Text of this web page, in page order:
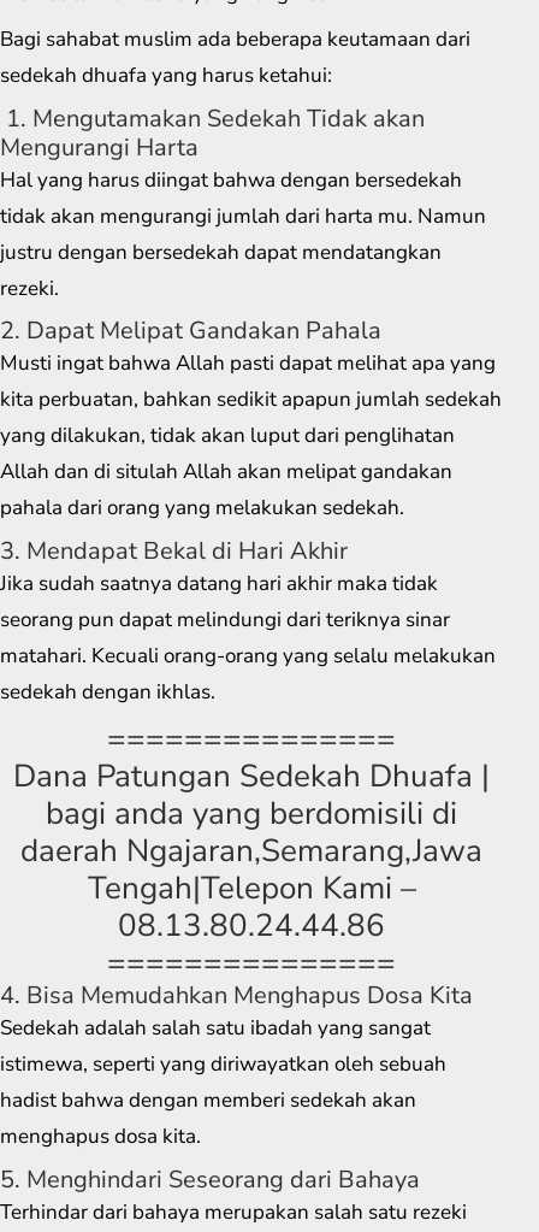
Bagi sahabat muslim ada beberapa keutamaan dari
sedekah dhuafa yang harus ketahui:
1. Mengutamakan Sedekah Tidak akan
Mengurangi Harta
Hal yang harus diingat bahwa dengan bersedekah
tidak akan mengurangi jumlah dari harta mu. Namun
justru dengan bersedekah dapat mendatangkan
rezeki.
2. Dapat Melipat Gandakan Pahala
Musti ingat bahwa Allah pasti dapat melihat apa yang
kita perbuatan, bahkan sedikit apapun jumlah sedekah
yang dilakukan, tidak akan luput dari penglihatan
Allah dan di situlah Allah akan melipat gandakan
pahala dari orang yang melakukan sedekah.
3. Mendapat Bekal di Hari Akhir
Jika sudah saatnya datang hari akhir maka tidak
seorang pun dapat melindungi dari teriknya sinar
matahari. Kecuali orang-orang yang selalu melakukan
sedekah dengan ikhlas.
===============
Dana Patungan Sedekah Dhuafa |
bagi anda yang berdomisili di
daerah Ngajaran,Semarang,Jawa
Tengah|Telepon Kami –
08.13.80.24.44.86
===============
4. Bisa Memudahkan Menghapus Dosa Kita
Sedekah adalah salah satu ibadah yang sangat
istimewa, seperti yang diriwayatkan oleh sebuah
hadist bahwa dengan memberi sedekah akan
menghapus dosa kita.
5. Menghindari Seseorang dari Bahaya
Terhindar dari bahaya merupakan salah satu rezeki